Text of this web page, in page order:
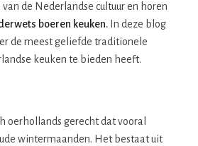
de Nederlandse cultuur en horen
boeren keuken. In deze blog
de meest geliefde traditionele
keuken te bieden heeft.
oerhollands gerecht dat vooral
wintermaanden. Het bestaat uit